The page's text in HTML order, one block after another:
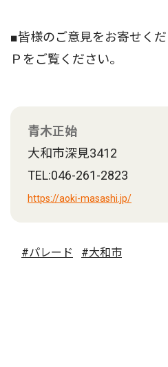
■皆様のご意見をお寄せく
Ｐをご覧ください。
青木正始
大和市深見3412
TEL:046-261-2823
https://aoki-masashi.jp/
#パレード #大和市